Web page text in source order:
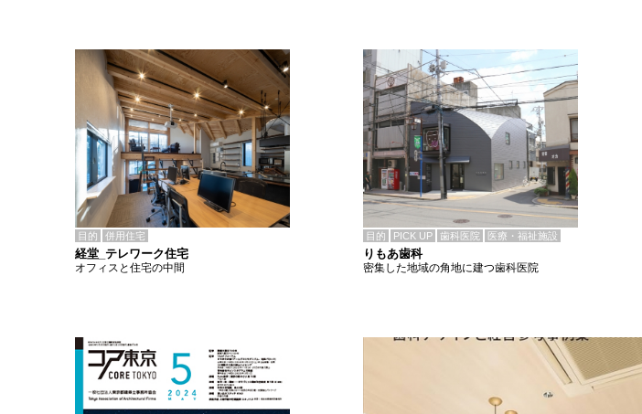
目的 併用住宅
経堂_テレワーク住宅
オフィスと住宅の中間
目的 PICK UP 歯科医院 医療・福祉施設
りもあ歯科
密集した地域の角地に建つ歯科医院